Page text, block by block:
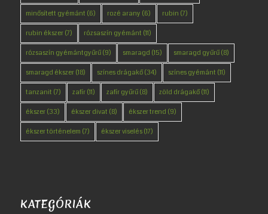
minősített gyémánt (6) rozé arany (6) rubin (7)
rubin ékszer(7) rózsaszín gyémánt (11)
rózsaszín gyémántgyűrű(9) smaragd (15) smaragd gyűrű(8)
smaragd ékszer(18) színes drágakő(34) színes gyémánt (11)
tanzanit (7) zafír(11) zafír gyűrű(8) zöld drágakő(11)
ékszer(33) ékszer divat (8) ékszer trend (9)
ékszer történelem (7) ékszer viselés(17)
KATEGÓRIÁK